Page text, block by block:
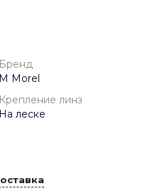
Бренд
M Morel
Крепление линз
На леске